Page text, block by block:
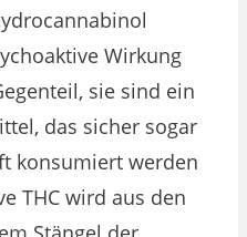
Wirkung
sie sind ein
das sicher sogar
konsumiert werden
THC wird aus den